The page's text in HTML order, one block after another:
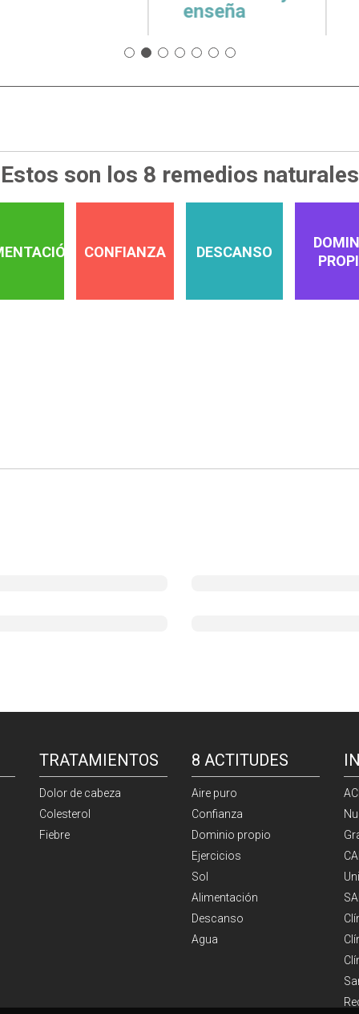
Estos son los 8 remedios naturales
CONFIANZA DESCANSO
TRATAMIENTOS
Dolor de cabeza
Colesterol
Fiebre
8 ACTITUDES
Aire puro
Confianza
Dominio propio
Ejercicios
Sol
Alimentación
Descanso
Agua